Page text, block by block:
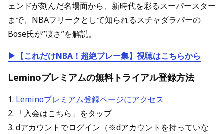
ェンドが刻んだ名場面から、新時代を彩るスーパースター
まで、NBAフリークとして知られるスチャダラパーの
Bose氏が”凄さ”を解説。
▶【これだけNBA！超絶プレー集】視聴はこちらから
Leminoプレミアムの無料トライアル登録方法
1. Leminoプレミアム登録ページにアクセス
2. 「入会はこちら」をタップ
3. dアカウントでログイン（※dアカウントを持っていな